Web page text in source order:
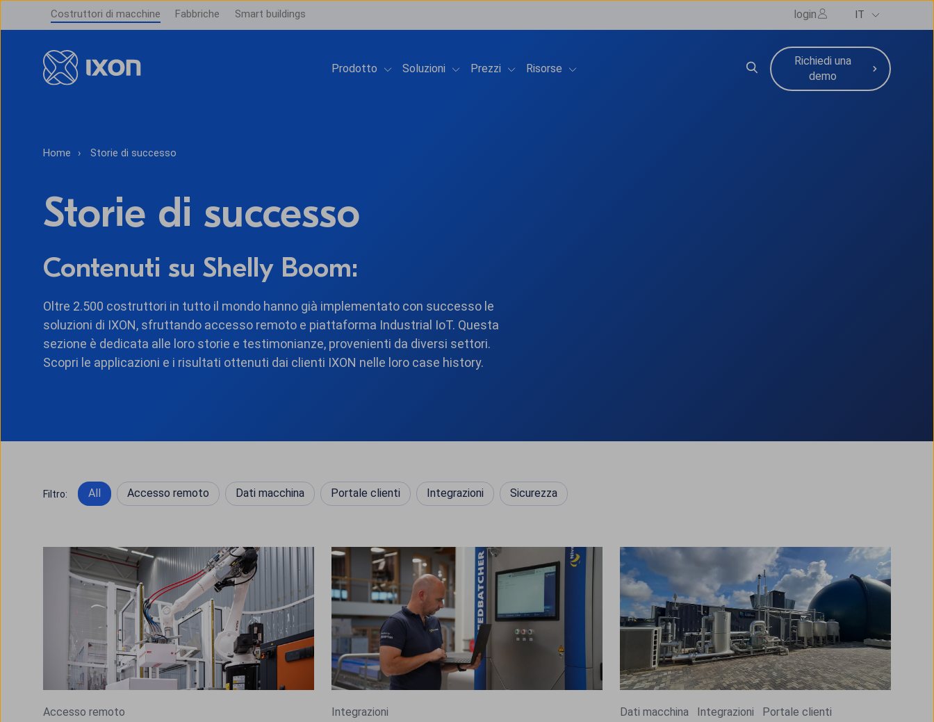
Costruttori di macchine Fabbriche Smart buildings login IT
Prodotto Show submenu for Prodotto
Soluzioni Show submenu for Soluzioni
Prezzi Show submenu for Prezzi
Risorse Show submenu for Risorse
Richiedi una
demo
Home Storie di successo
Storie di successo
Contenuti su Shelly Boom:
Oltre 2.500 costruttori in tutto il mondo hanno già implementato con successo le
soluzioni di IXON, sfruttando accesso remoto e piattaforma Industrial IoT. Questa
sezione è dedicata alle loro storie e testimonianze, provenienti da diversi settori.
Scopri le applicazioni e i risultati ottenuti dai clienti IXON nelle loro case history.
Filtro: All Accesso remoto Dati macchina Portale clienti Integrazioni Sicurezza
Accesso remoto Integrazioni Dati macchina Integrazioni Portale clienti